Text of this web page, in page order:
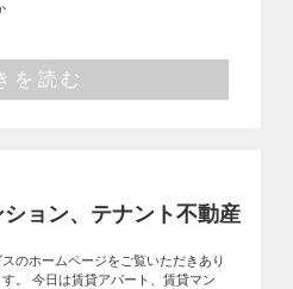
を読む
ョン、テナント不動産
のホームページをご覧いただきあり
。 今日は賃貸アパート、賃貸マン